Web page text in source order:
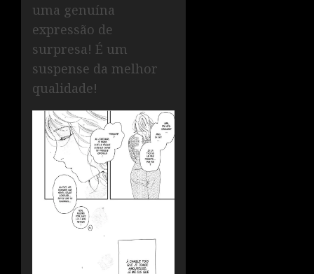
uma genuína
expressão de
surpresa! É um
suspense da melhor
qualidade!